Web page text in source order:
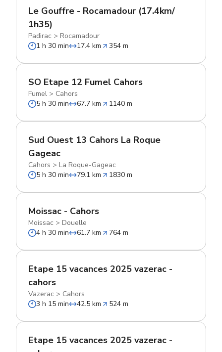
Le Gouffre - Rocamadour (17.4km/
1h35)
Padirac > Rocamadour
1 h 30 min
17.4 km 354 m
SO Etape 12 Fumel Cahors
Fumel > Cahors
5 h 30 min
67.7 km 1140 m
Sud Ouest 13 Cahors La Roque
Gageac
Cahors > La Roque-Gageac
5 h 30 min
79.1 km 1830 m
Moissac - Cahors
Moissac > Douelle
4 h 30 min
61.7 km 764 m
Etape 15 vacances 2025 vazerac -
cahors
Vazerac > Cahors
3 h 15 min
42.5 km 524 m
Etape 15 vacances 2025 vazerac -